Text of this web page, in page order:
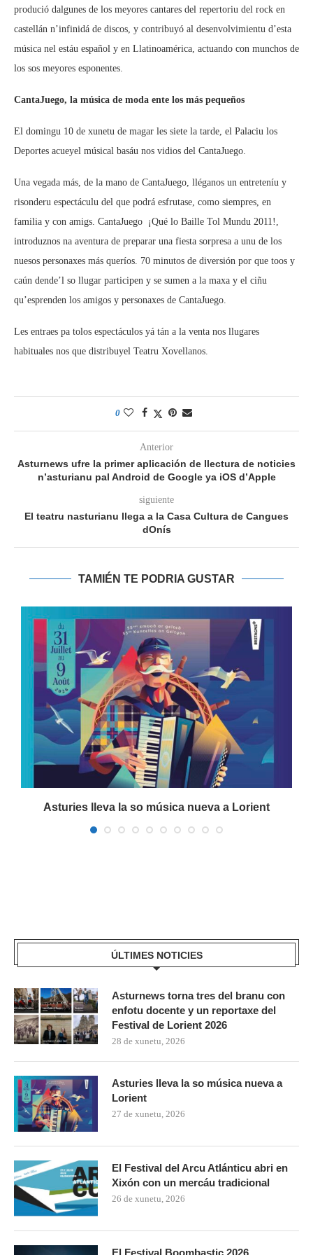
produció dalgunes de los meyores cantares del repertoriu del rock en
castellán n’infinidá de discos, y contribuyó al desenvolvimientu d’esta
música nel estáu español y en Llatinoamérica, actuando con munchos de
los sos meyores esponentes.
CantaJuego, la música de moda ente los más pequeños
El domingu 10 de xunetu de magar les siete la tarde, el Palaciu los
Deportes acueyel músical basáu nos vidios del CantaJuego.
Una vegada más, de la mano de CantaJuego, lléganos un entreteníu y
risonderu espectáculu del que podrá esfrutase, como siempres, en
familia y con amigs. CantaJuego  ¡Qué lo Baille Tol Mundu 2011!,
introduznos na aventura de preparar una fiesta sorpresa a unu de los
nuesos personaxes más queríos. 70 minutos de diversión por que toos y
caún dende’l so llugar participen y se sumen a la maxa y el ciñu
qu’esprenden los amigos y personaxes de CantaJuego.
Les entraes pa tolos espectáculos yá tán a la venta nos llugares
habituales nos que distribuyel Teatru Xovellanos.
0
Anterior
Asturnews ufre la primer aplicación de llectura de noticies
n’asturianu pal Android de Google ya iOS d’Apple
siguiente
El teatru nasturianu llega a la Casa Cultura de Cangues
dOnís
TAMIÉN TE PODRIA GUSTAR
Asturies lleva la so música nueva a Lorient
ÚLTIMES NOTICIES
Asturnews torna tres del branu con
enfotu docente y un reportaxe del
Festival de Lorient 2026
28 de xunetu, 2026
Asturies lleva la so música nueva a
Lorient
27 de xunetu, 2026
El Festival del Arcu Atlánticu abri en
Xixón con un mercáu tradicional
26 de xunetu, 2026
El Festival Boombastic 2026